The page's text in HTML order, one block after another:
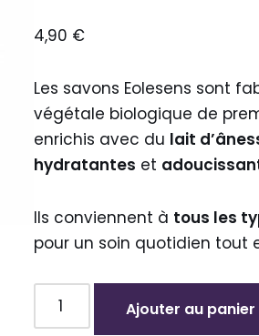
4,90 €
Les savons Eolesens sont
végétale biologique de
enrichis avec du lait
hydratantes et
Ils conviennent à tous les
pour un soin quotidien tout
Ajouter au panier